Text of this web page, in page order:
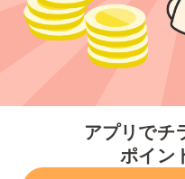
アプリでチ
ポイン